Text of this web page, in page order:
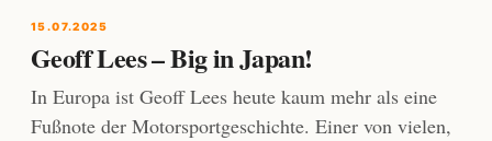
15.07.2025
Geoff Lees – Big in Japan!
In Europa ist Geoff Lees heute kaum mehr als eine
Fußnote der Motorsportgeschichte. Einer von vielen,